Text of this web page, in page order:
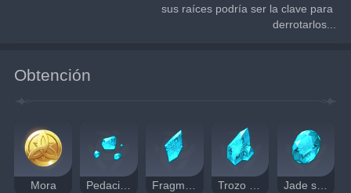
sus raíces podría ser la clave para
derrotarlos...
Obtención
Mora Pedacito de jade shivada Fragmento de jade shivada Trozo de jade shivada Jade shivada